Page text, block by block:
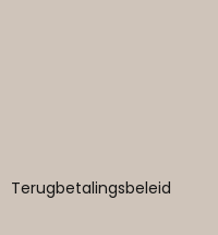
Terugbetalingsbeleid